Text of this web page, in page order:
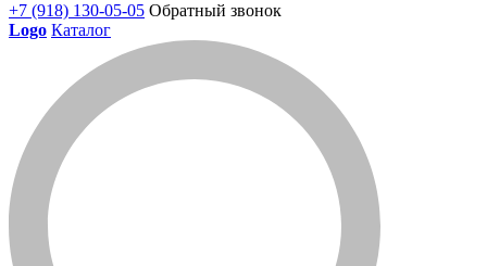
+7 (918) 130-05-05 Обратный звонок
Logo Каталог